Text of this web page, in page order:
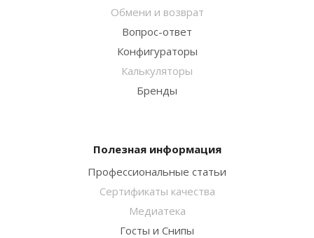
Обмени и возврат
Вопрос-ответ
Конфигураторы
Калькуляторы
Бренды
Полезная информация
Профессиональные статьи
Сертификаты качества
Медиатека
Госты и Снипы